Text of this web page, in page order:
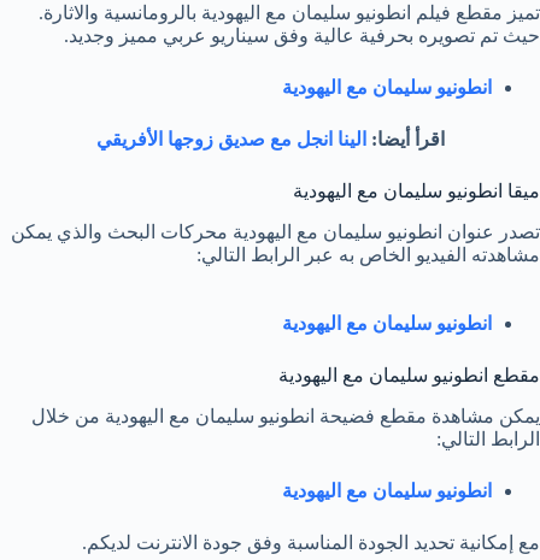
تميز مقطع فيلم انطونيو سليمان مع اليهودية بالرومانسية والاثارة.
حيث تم تصويره بحرفية عالية وفق سيناريو عربي مميز وجديد.
انطونيو سليمان مع اليهودية
اقرأ أيضا: الينا انجل مع صديق زوجها الأفريقي
ميقا انطونيو سليمان مع اليهودية
تصدر عنوان انطونيو سليمان مع اليهودية محركات البحث والذي يمكن
مشاهدته الفيديو الخاص به عبر الرابط التالي:
انطونيو سليمان مع اليهودية
مقطع انطونيو سليمان مع اليهودية
يمكن مشاهدة مقطع فضيحة انطونيو سليمان مع اليهودية من خلال
الرابط التالي:
انطونيو سليمان مع اليهودية
مع إمكانية تحديد الجودة المناسبة وفق جودة الانترنت لديكم.